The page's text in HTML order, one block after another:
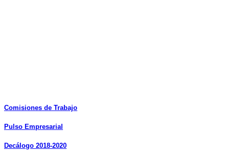
Comisiones de Trabajo
Pulso Empresarial
Decálogo 2018-2020